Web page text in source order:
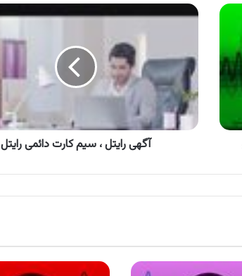
آگهی
سیم
کارت
رایتل
آگهی رایتل ، سیم کارت دائمی رایتل